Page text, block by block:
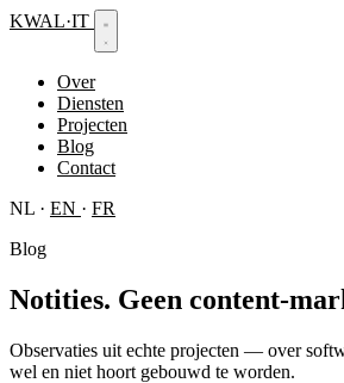
KWAL·IT
Over
Diensten
Projecten
Blog
Contact
NL · EN · FR
Blog
Notities. Geen content-
Observaties uit echte projecten — over
wel en niet hoort gebouwd te worden.